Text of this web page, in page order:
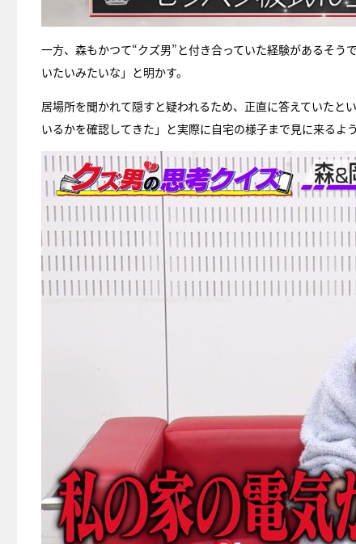
一方、森もかつて“クズ男”と付き合っていた経験があるそ
いたいみたいな」と明かす。
居場所を聞かれて隠すと疑われるため、正直に答えていた
いるかを確認してきた」と実際に自宅の様子まで見に来るよ